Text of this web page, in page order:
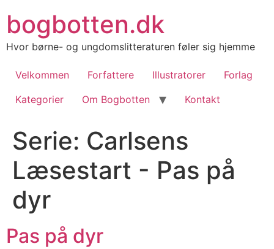
indhold
bogbotten.dk
Hvor børne- og ungdomslitteraturen føler sig hjemme
Velkommen Forfattere Illustratorer
Forlag
Kategorier
Om Bogbotten Kontakt
Serie: Carlsens
Læsestart - Pas på
dyr
Pas på dyr